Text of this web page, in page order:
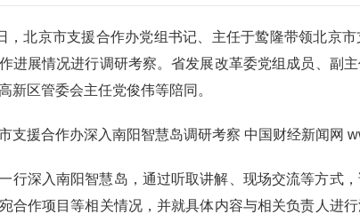
，北京市支援合作办党组书记、主任于鸷隆带领北京
进展情况进行调研考察。省发展改革委党组成员、副
新区管委会主任党俊伟等陪同。
行深入南阳智慧岛，通过听取讲解、现场交流等方式
合作项目等相关情况，并就具体内容与相关负责人进